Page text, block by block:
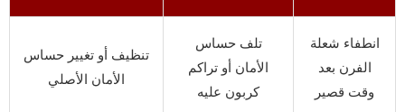
انطفاء شعلة
الفرن بعد
وقت قصير
تلف حساس
الأمان أو تراكم
كربون عليه
تنظيف أو تغيير حساس
الأمان الأصلي